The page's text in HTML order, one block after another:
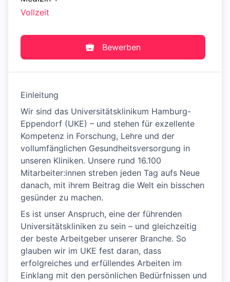
Vollzeit
Bewerben
Einleitung
Wir sind das Universitätsklinikum Hamburg-
Eppendorf (UKE) – und stehen für exzellente
Kompetenz in Forschung, Lehre und der
vollumfänglichen Gesundheitsversorgung in
unseren Kliniken. Unsere rund 16.100
Mitarbeiter:innen streben jeden Tag aufs Neue
danach, mit ihrem Beitrag die Welt ein bisschen
gesünder zu machen.
Es ist unser Anspruch, eine der führenden
Universitätskliniken zu sein – und gleichzeitig
der beste Arbeitgeber unserer Branche. So
glauben wir im UKE fest daran, dass
erfolgreiches und erfüllendes Arbeiten im
Einklang mit den persönlichen Bedürfnissen und